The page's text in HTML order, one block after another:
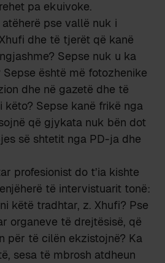
pa ekuivoke.
pse vallë nuk i
dhe të tjerët që kanë
Sepse nuk u ka
është më fotozhenike
dhe në gazetë dhe të
këto? Sepse kanë frikë nga
që gjykata nuk bën dot
së shtetit nga PD-ja dhe
profesionist do t’ia kishte
të intervistuarit tonë:
këtë tradhtar, z. Xhufi? Pse
organeve të drejtësisë, që
për të cilën ekzistojnë? Ka
sesa të mbrosh atdheun